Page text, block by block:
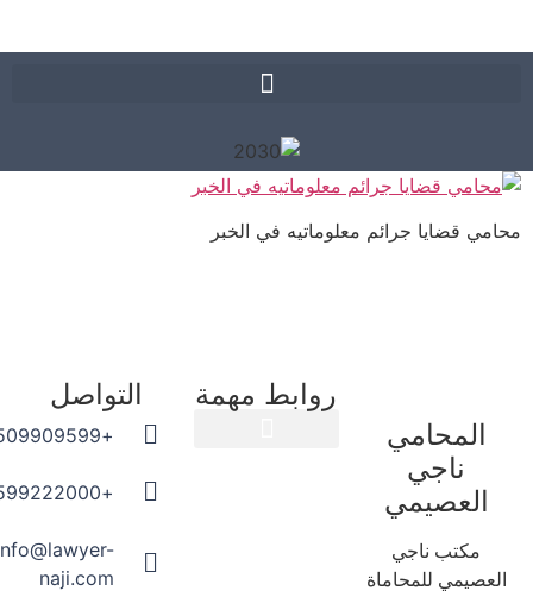
قضايا جرائم معلوماتيه في الخبر
المحامي
ناجي
العصيمي
مكتب ناجي
للمحاماة
روابط مهمة التواصل
info@lawyer-
naji.com